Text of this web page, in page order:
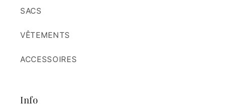
SACS
VÊTEMENTS
ACCESSOIRES
Info